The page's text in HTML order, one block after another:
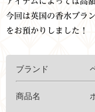
今回は英国の香水ブラ
をお預かりしました！
ブランド ペンハ
商品名 ポート